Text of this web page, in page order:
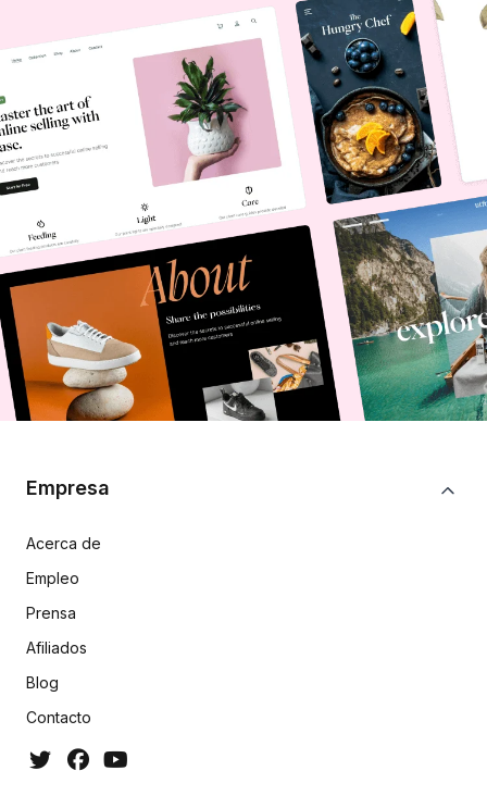
Empresa
Acerca de
Empleo
Prensa
Afiliados
Blog
Contacto